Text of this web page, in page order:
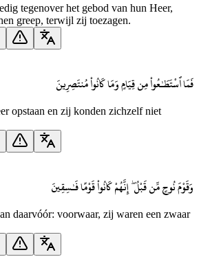
tegenover het gebod van hun Heer,
greep, terwijl zij toezagen.
فَمَا ٱسْتَطَـٰعُوا۟ مِن قِيَامٍ وَمَا كَانُوا۟ مُنتَصِرِينَ
opstaan en zij konden zichzelf niet
وَقَوْمَ نُوحٍ مِّن قَبْلُ ۖ إِنَّهُمْ كَانُوا۟ قَوْمًا فَـٰسِقِينَ
daarvóór: voorwaar, zij waren een zwaar